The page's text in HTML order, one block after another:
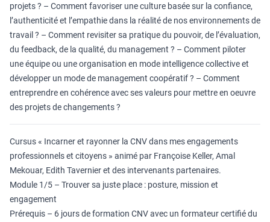
projets ? – Comment favoriser une culture basée sur la confiance,
l’authenticité et l’empathie dans la réalité de nos environnements de
travail ? – Comment revisiter sa pratique du pouvoir, de l’évaluation,
du feedback, de la qualité, du management ? – Comment piloter
une équipe ou une organisation en mode intelligence collective et
développer un mode de management coopératif ? – Comment
entreprendre en cohérence avec ses valeurs pour mettre en oeuvre
des projets de changements ?
Cursus « Incarner et rayonner la CNV dans mes engagements
professionnels et citoyens » animé par Françoise Keller, Amal
Mekouar, Edith Tavernier et des intervenants partenaires.
Module 1/5 – Trouver sa juste place : posture, mission et
engagement
Prérequis – 6 jours de formation CNV avec un formateur certifié du